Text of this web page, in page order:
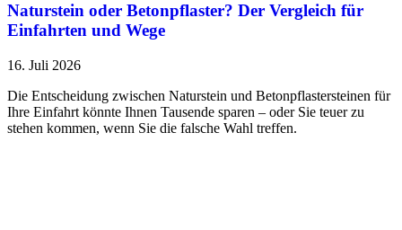
Naturstein oder Betonpflaster? Der Vergleich für
Einfahrten und Wege
16. Juli 2026
Die Entscheidung zwischen Naturstein und Betonpflastersteinen für
Ihre Einfahrt könnte Ihnen Tausende sparen – oder Sie teuer zu
stehen kommen, wenn Sie die falsche Wahl treffen.